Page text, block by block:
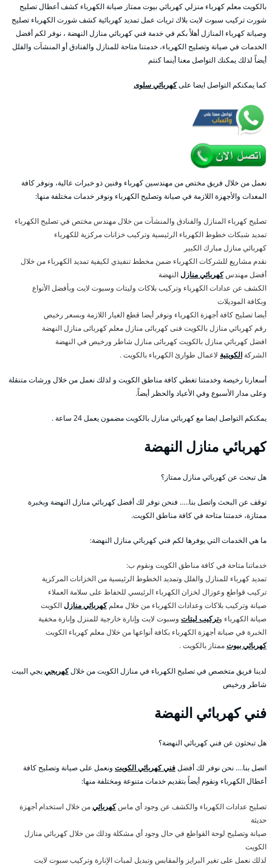
بالكويت معلم كهرباء منزلي كهربائي بيوت ممتاز صيانة الكهرباء كشف أعطال تصليح
شورت تركيب سبوت لايت بلاك ثريات عمل تمديد كهربائية كشف شورت الكهرباء تصليح
وصيانة كهرباء المنازل أهلاً بكم في خدمة فني كهربائي منازل النهضة ، نوفر لكم أفضل
الخدمات في صيانة وتصليح الكهرباء، خدمتنا متاحة للمنازل والفنادق أو المنشآت والفلل
أيضاً لذلك يمكنك التواصل معنا أينما كنتم
كما يمكنكم التواصل ايضا علىكهربائي سلوى
نعمل من خلال فريق مختص من مهندسين كهرباء وفنين ذو خبرات عالية، ونوفر كافة
المعدات والأجهزة اللازمة في صيانة وتصليح الكهرباء ونوفر خدمات مختلفة منها:
تصليح كهرباء المنازل والفنادق والمنشآت من خلال مهندس مختص في تصليح الكهرباء
تمديد شبكات خطوط الكهرباء الرئيسية وتركيب خزانات مركزية للكهرباء
كهربائي منازل مبارك الكبير
نقدم مشاريع للشركات الكهرباء ضمن مخطط تنفيذي لكيفية تمديد الكهرباء من خلال
أفضل مهندسكهربائي منازلالنهضة
الكشف عن عدادات الكهرباء وتركيب بلاكات وليتات وسبوت لايت وبأفضل الأنواع
وبكافة الموديلات
أيضا تصليح كافة أجهزة الكهرباء ونوفر أيضا قطع الغيار اللازمة وبسعر رخيص
رقم كهربائي منازل بالكويت فنى كهربائى منازل معلم كهربائى منازل النهضة
افضل كهربائي منازل بالكويت كهربائى منازل شاطر ورخيص في النهضة
الشركة الكويتية لاعمال طوارئ الكهرباء بالكويت .
أسعارنا رخيصة وخدمتنا تغطي كافة مناطق الكويت و لذلك نعمل من خلال ورشات متنقلة
وعلى مدار الأسبوع وفي الأعياد والحظر أيضاً.
يمكنكم التواصل ايضا مع كهربائي منازل بالكويت مضمون يعمل 24 ساعة .
كهربائي منازل النهضة
هل تبحث عن كهربائي منازل ممتاز؟
توقف عن البحث واتصل بنا….. فنحن نوفر لك أفضل كهربائي منازل النهضة وبخبرة
ممتازة، خدمتنا متاحة في كافة مناطق الكويت.
ما هي الخدمات التي يوفرها لكم فني كهربائي منازل النهضة:
خدماتنا متاحة في كافة مناطق الكويت ونقوم ب:
تمديد كهرباء للمنازل والفلل وتمديد الخطوط الرئيسية من الخزانات المركزية
تركيب قواطع وعوزال لخزان الكهرباء الرئيسي للحفاظ على سلامة العملاء
صيانة وتركيب بلاكات وعدادات الكهرباء من خلال معلمكهربائي منازلالكويت
صيانة الكهرباء وتركيب ليتات وسبوت لايت وإنارة خارجية للمنزل وإنارة مخفية
الخبرة في صيانة أجهزة الكهرباء بكافة أنواعها من خلال معلم كهرباء الكويت
كهربائي بيوتممتاز بالكويت .
لدينا فريق متخصص في تصليح الكهرباء في منازل الكويت من خلالكهربجييجي البيت
شاطر ورخيص
فني كهربائي النهضة
هل تبحثون عن فني كهربائي النهضة؟
اتصل بنا…. نحن نوفر لك أفضلفني كهربائي الكويت ونعمل على صيانة وتصليح كافة
أعطال الكهرباء ونقوم أيضاً بتقديم خدمات متنوعة ومختلفة منها:
تصليح عدادات الكهرباء والكشف عن وجود أي ماسكهربائيمن خلال استخدام أجهزة
حديثة
صيانة وتصليح لوحة القواطع في حال وجود أي مشكلة وذلك من خلال كهربائي منازل
الكويت
لذلك نعمل على تغير البرايز والمقابس وتبديل لمبات الإنارة وتركيب سبوت لايت